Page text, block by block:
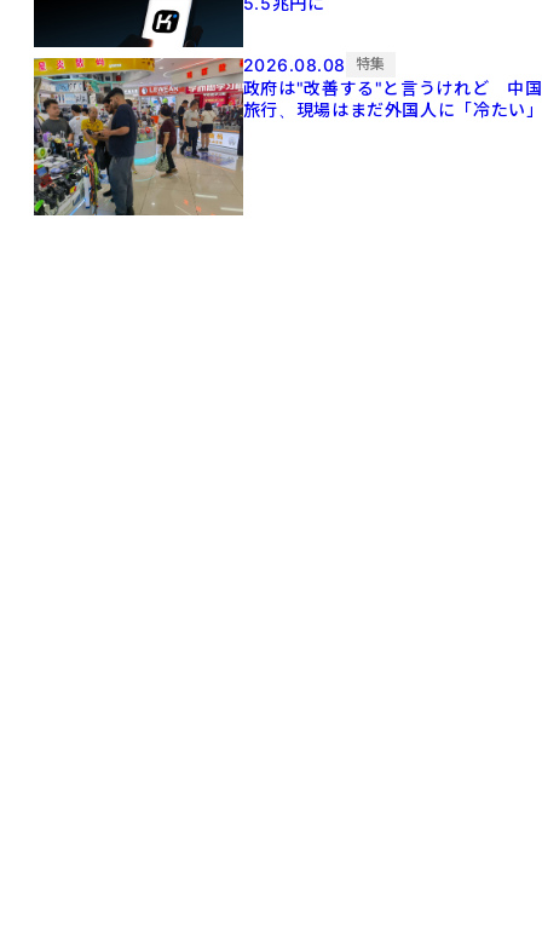
2026.08.08 特集
政府は"改善する"と言うけれど 中国
旅行、現場はまだ外国人に「冷たい